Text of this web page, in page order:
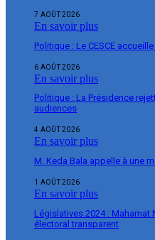
7 AOÛT 2026
En savoir plus
Politique : Le CESCE
6 AOÛT 2026
En savoir plus
Politique : La Présidence
audiences
4 AOÛT 2026
En savoir plus
M. Keda Bala appelle à une
1 AOÛT 2026
En savoir plus
Législatives 2024 :
électoral transparent